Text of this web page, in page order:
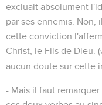
excluait absolument
par ses ennemis. Non,
cette conviction
Christ, le Fils de Dieu. (
aucun doute sur cette
- Mais il faut